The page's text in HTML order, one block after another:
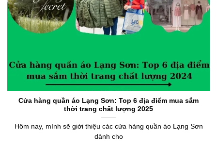
Cửa hàng quần áo Lạng Sơn: Top 6 địa điểm mua sắm
thời trang chất lượng 2025
Hôm nay, mình sẽ giới thiệu các cửa hàng quần áo Lạng Sơn
dành cho